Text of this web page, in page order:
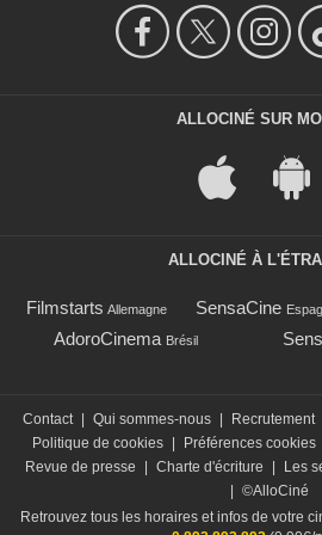
ALLOCINÉ SUR
ALLOCINÉ À
Filmstarts Allemagne SensaCine
AdoroCinema Brésil
Contact Qui sommes-nous Recrutement
Politique de cookies
Préférences cookies
Revue de presse
Charte d'écriture Les
©AlloCiné
Retrouvez tous les horaires et infos de votre